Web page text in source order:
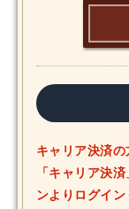
キャリア決済
「キャリア決
ンよりログイン
We